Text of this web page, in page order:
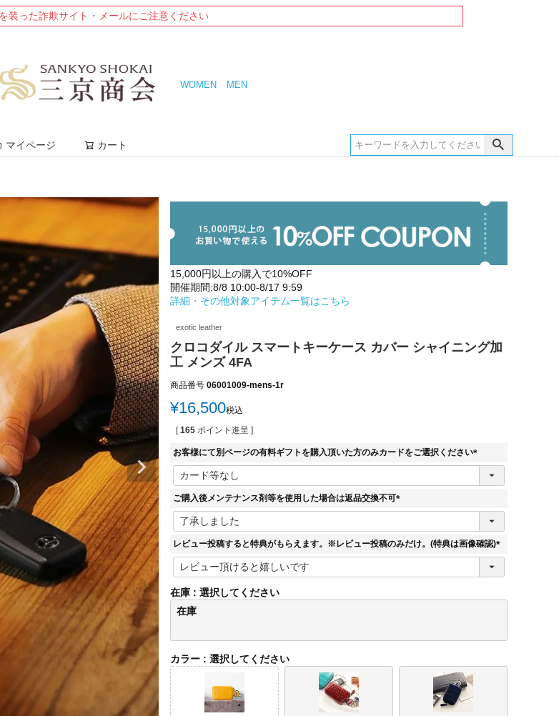
装った詐欺サイト・メールにご注意ください
WOMEN MEN
マイページ カート
15,000円以上の購入で10%OFF
開催期間:8/8 10:00-8/17 9:59
詳細・その他対象アイテム一覧はこちら
exotic leather
クロコダイル スマートキーケース カバー シャイニング加
工 メンズ 4FA
商品番号 06001009-mens-1r
¥16,500税込
[ 165 ポイント進呈 ]
お客様にて別ページの有料ギフトを購入頂いた方のみカードをご選択ください
(
ご購入後メンテナンス剤等を使用した場合は返品交換不可
(
須
レビュー投稿すると特典がもらえます。※レビュー投稿のみだけ。(特典は画像確認)
(
)
在庫
選択してください
在庫
カラー 選択してください